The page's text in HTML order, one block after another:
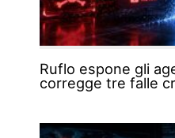
Ruflo espone gli
corregge tre falle